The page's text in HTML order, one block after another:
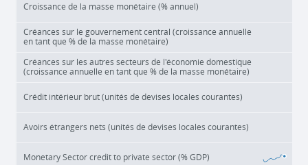
Croissance de la masse monétaire (% annuel)
Créances sur le gouvernement central (croissance annuelle
en tant que % de la masse monétaire)
Créances sur les autres secteurs de l'économie domestique
(croissance annuelle en tant que % de la masse monétaire)
Crédit intérieur brut (unités de devises locales courantes)
Avoirs étrangers nets (unités de devises locales courantes)
Monetary Sector credit to private sector (% GDP)